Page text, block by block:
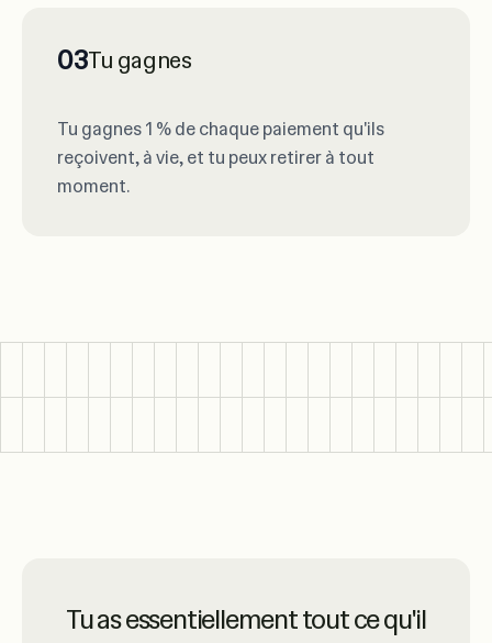
03Tu gagnes
Tu gagnes 1 % de chaque paiement qu'ils
reçoivent, à vie, et tu peux retirer à tout
moment.
Ruul est synonyme de services en
Tu as essentiellement tout ce qu'il